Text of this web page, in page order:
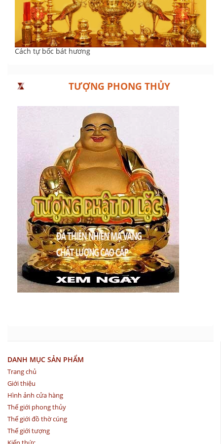
Cách tự bốc bát hương
TƯỢNG PHONG THỦY
DANH MỤC SẢN PHẨM
Trang chủ
Giới thiệu
Hình ảnh cửa hàng
Thế giới phong thủy
Thế giới đồ thờ cúng
Thế giới tượng